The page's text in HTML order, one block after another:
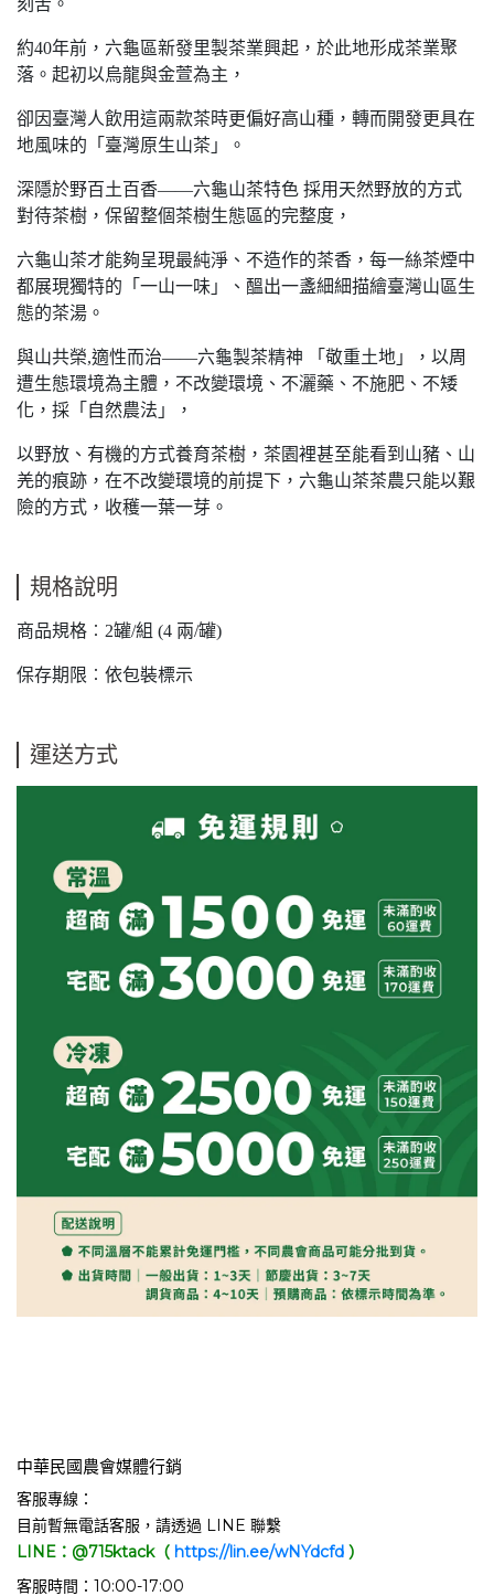
刻苦。
約40年前，六龜區新發里製茶業興起，於此地形成茶業聚
落。起初以烏龍與金萱為主，
卻因臺灣人飲用這兩款茶時更偏好高山種，轉而開發更具在
地風味的「臺灣原生山茶」。
深隱於野百土百香――六龜山茶特色 採用天然野放的方式
對待茶樹，保留整個茶樹生態區的完整度，
六龜山茶才能夠呈現最純淨、不造作的茶香，每一絲茶煙中
都展現獨特的「一山一味」、醞出一盞細細描繪臺灣山區生
態的茶湯。
與山共榮,適性而治――六龜製茶精神 「敬重土地」，以周
遭生態環境為主體，不改變環境、不灑藥、不施肥、不矮
化，採「自然農法」，
以野放、有機的方式養育茶樹，茶園裡甚至能看到山豬、山
羌的痕跡，在不改變環境的前提下，六龜山茶茶農只能以艱
險的方式，收穫一葉一芽。
規格說明
商品規格︰2罐/組 (4 兩/罐)
保存期限︰依包裝標示
運送方式
中華民國農會媒體行銷
客服專線：
目前暫無電話客服，請透過 LINE 聯繫
LINE：@715ktack（ https://lin.ee/wNYdcfd ）
客服時間：10:00-17:00